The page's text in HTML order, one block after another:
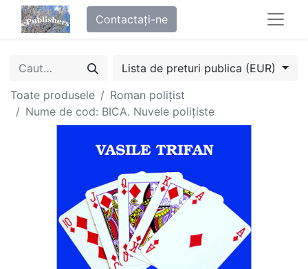
Contactați-ne
Lista de preturi publica (EUR)
Toate produsele
Roman polițist
Nume de cod: BICA. Nuvele polițiste